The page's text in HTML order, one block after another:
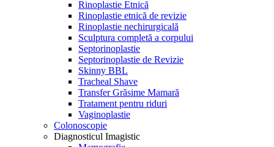
Rinoplastie Etnică
Rinoplastie etnică de revizie
Rinoplastie nechirurgicală
Sculptura completă a corpului
Septorinoplastie
Septorinoplastie de Revizie
Skinny BBL
Tracheal Shave
Transfer Grăsime Mamară
Tratament pentru riduri
Vaginoplastie
Colonoscopie
Diagnosticul Imagistic